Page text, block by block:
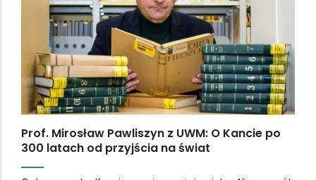
Prof. Mirosław Pawliszyn z UWM: O Kancie po
300 latach od przyjścia na świat